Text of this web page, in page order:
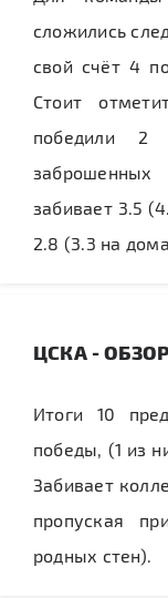
сложились
свой счёт 4
Стоит
победили
забивает 3.5
2.8 (3.3 на
ЦСКА -
Итоги 10
победы, (1 из
Забивает
пропуская
родных стен).